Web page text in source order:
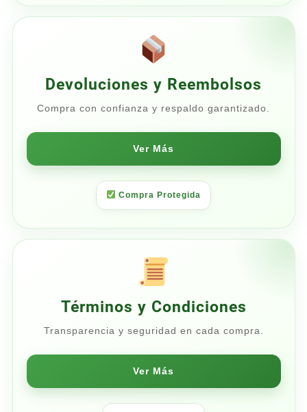
Devoluciones y Reembolsos
Compra con confianza y respaldo garantizado.
Ver Más
Compra Protegida
Términos y Condiciones
Transparencia y seguridad en cada compra.
Ver Más